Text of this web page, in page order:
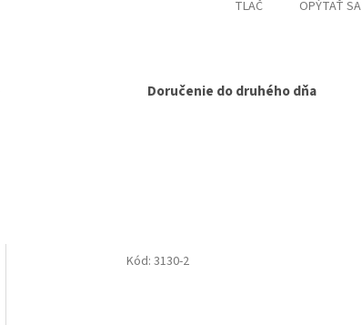
TLAČ OPÝTAŤ SA
Doručenie do druhého dňa
Kód: 3130-2